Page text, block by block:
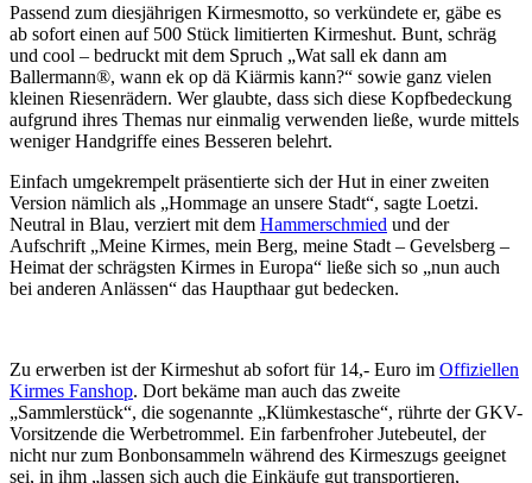
Passend zum diesjährigen Kirmesmotto, so verkündete er, gäbe es
ab sofort einen auf 500 Stück limitierten Kirmeshut. Bunt, schräg
und cool – bedruckt mit dem Spruch „Wat sall ek dann am
Ballermann®, wann ek op dä Kiärmis kann?“ sowie ganz vielen
kleinen Riesenrädern. Wer glaubte, dass sich diese Kopfbedeckung
aufgrund ihres Themas nur einmalig verwenden ließe, wurde mittels
weniger Handgriffe eines Besseren belehrt.
Einfach umgekrempelt präsentierte sich der Hut in einer zweiten
Version nämlich als „Hommage an unsere Stadt“, sagte Loetzi.
Neutral in Blau, verziert mit dem Hammerschmied und der
Aufschrift „Meine Kirmes, mein Berg, meine Stadt – Gevelsberg –
Heimat der schrägsten Kirmes in Europa“ ließe sich so „nun auch
bei anderen Anlässen“ das Haupthaar gut bedecken.
Zu erwerben ist der Kirmeshut ab sofort für 14,- Euro im Offiziellen
Kirmes Fanshop. Dort bekäme man auch das zweite
„Sammlerstück“, die sogenannte „Klümkestasche“, rührte der GKV-
Vorsitzende die Werbetrommel. Ein farbenfroher Jutebeutel, der
nicht nur zum Bonbonsammeln während des Kirmeszugs geeignet
sei, in ihm „lassen sich auch die Einkäufe gut transportieren,